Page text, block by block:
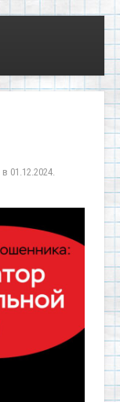
в 01.12.2024.